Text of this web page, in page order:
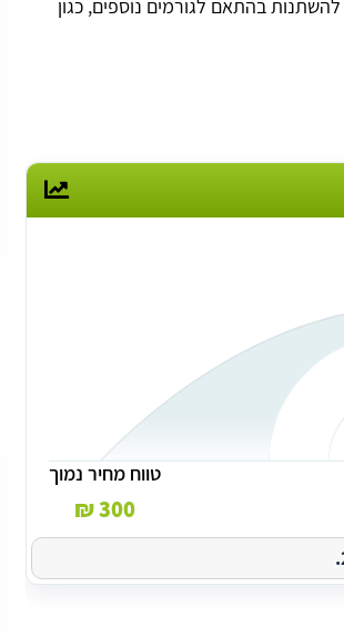
בהתאם לגורמים נוספים, כגון
טווח מחיר נמוך
300 ₪
נעזרתי באתר גיזום בישראל בשביל לגזום עץ דקל